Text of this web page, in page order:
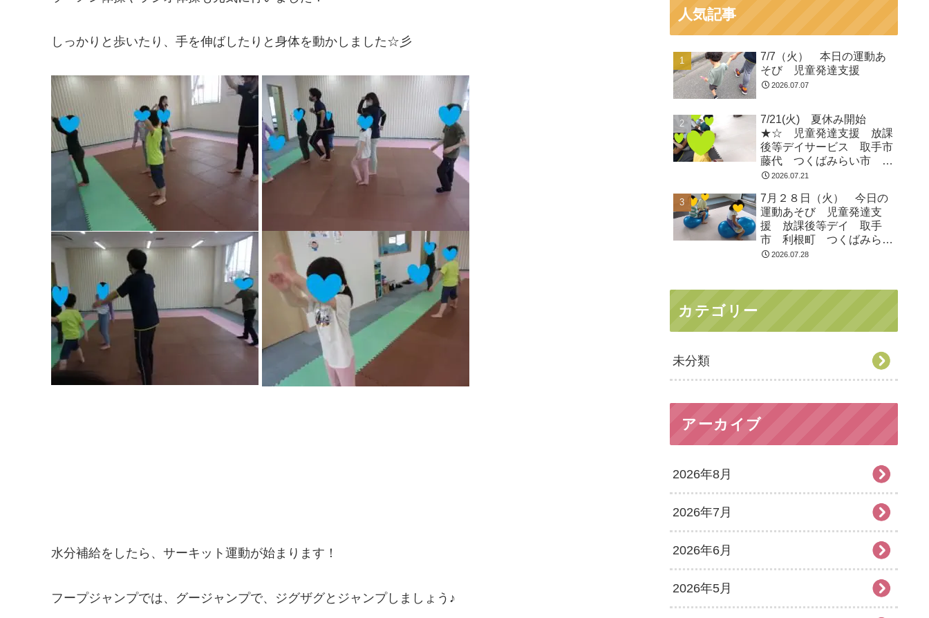
しっかりと歩いたり、手を伸ばしたりと身体を動かしました☆彡
水分補給をしたら、サーキット運動が始まります！
フープジャンプでは、グージャンプで、ジグザグとジャンプしましょう♪
人気記事
7/7（火） 本日の運動あ
そび 児童発達支援
2026.07.07
7/21(火) 夏休み開始
★☆ 児童発達支援 放課
後等デイサービス 取手市
藤代 つくばみらい市 龍
ヶ崎2026.07.21
7月２８日（火） 今日の
運動あそび 児童発達支
援 放課後等デイ 取手
市 利根町 つくばみらい
市 2026.07.28
カテゴリー
未分類
アーカイブ
2026年8月
2026年7月
2026年6月
2026年5月